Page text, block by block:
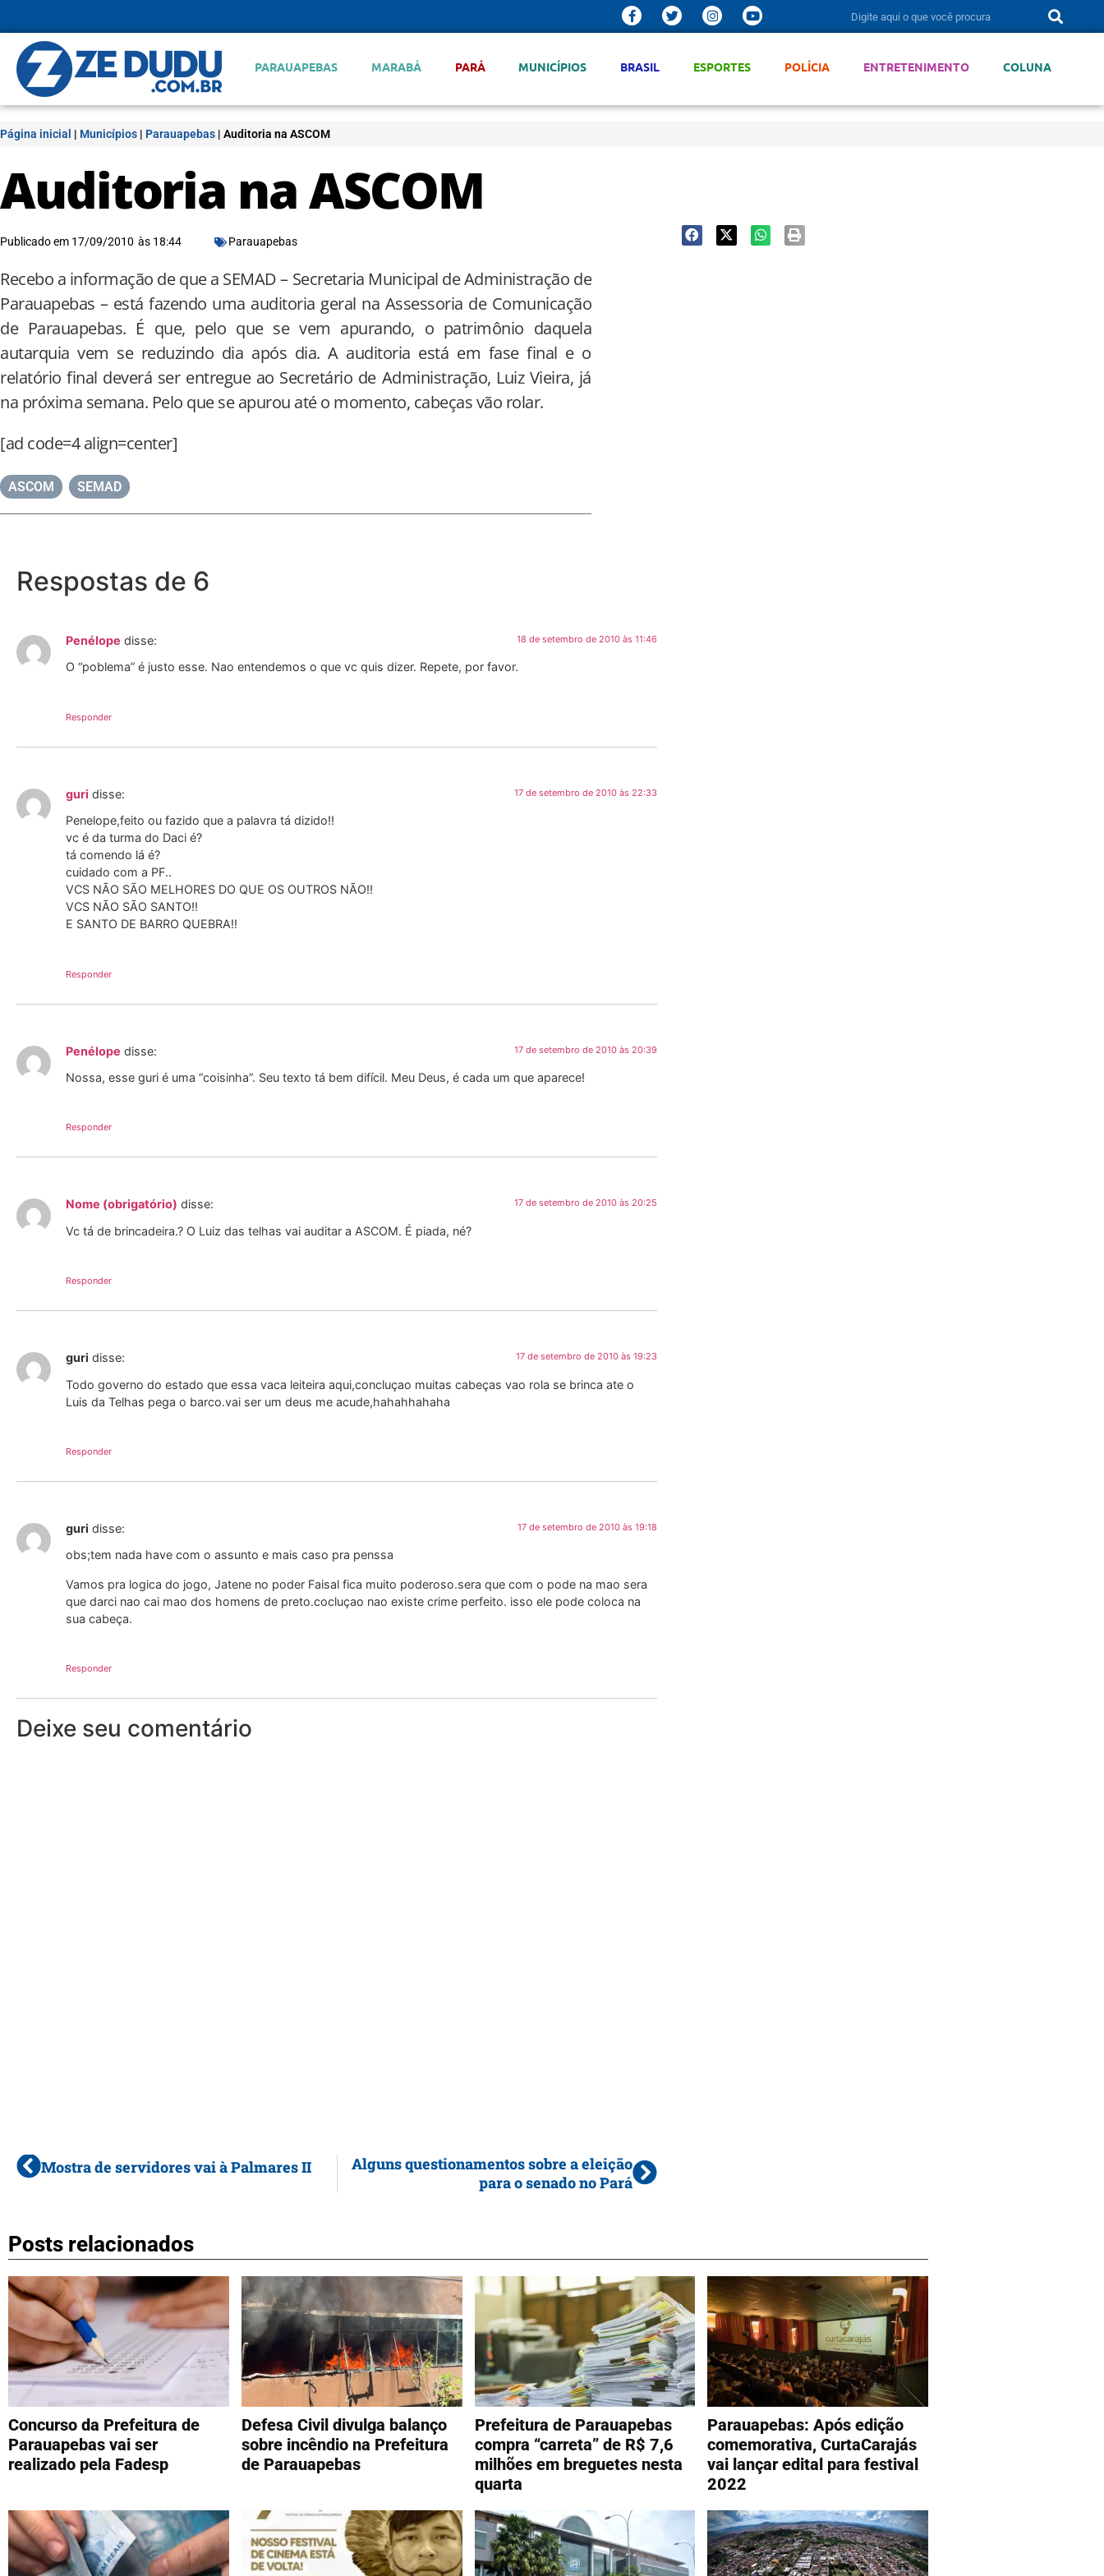
PARAUAPEBAS MARABÁ PARÁ MUNICÍPIOS BRASIL ESPORTES POLÍCIA ENTRETENIMENTO COLUNA
Página inicial | Municípios | Parauapebas | Auditoria na ASCOM
Auditoria na ASCOM
Publicado em 17/09/2010 às 18:44 Parauapebas
Recebo a informação de que a SEMAD – Secretaria Municipal de Administração de
Parauapebas – está fazendo uma auditoria geral na Assessoria de Comunicação
de Parauapebas. É que, pelo que se vem apurando, o patrimônio daquela
autarquia vem se reduzindo dia após dia. A auditoria está em fase final e o
relatório final deverá ser entregue ao Secretário de Administração, Luiz Vieira, já
na próxima semana. Pelo que se apurou até o momento, cabeças vão rolar.
[ad code=4 align=center]
ASCOM SEMAD
Respostas de 6
Penélope disse: 18 de setembro de 2010 às 11:46
O “poblema” é justo esse. Nao entendemos o que vc quis dizer. Repete, por favor.
Responder
guri disse: 17 de setembro de 2010 às 22:33
Penelope,feito ou fazido que a palavra tá dizido!!
vc é da turma do Daci é?
tá comendo lá é?
cuidado com a PF..
VCS NÃO SÃO MELHORES DO QUE OS OUTROS NÃO!!
VCS NÃO SÃO SANTO!!
E SANTO DE BARRO QUEBRA!!
Responder
Penélope disse: 17 de setembro de 2010 às 20:39
Nossa, esse guri é uma “coisinha”. Seu texto tá bem difícil. Meu Deus, é cada um que aparece!
Responder
Nome (obrigatório) disse: 17 de setembro de 2010 às 20:25
Vc tá de brincadeira.? O Luiz das telhas vai auditar a ASCOM. É piada, né?
Responder
guri disse: 17 de setembro de 2010 às 19:23
Todo governo do estado que essa vaca leiteira aqui,concluçao muitas cabeças vao rola se brinca ate o
Luis da Telhas pega o barco.vai ser um deus me acude,hahahhahaha
Responder
guri disse: 17 de setembro de 2010 às 19:18
obs;tem nada have com o assunto e mais caso pra penssa
Vamos pra logica do jogo, Jatene no poder Faisal fica muito poderoso.sera que com o pode na mao sera
que darci nao cai mao dos homens de preto.cocluçao nao existe crime perfeito. isso ele pode coloca na
sua cabeça.
Responder
Deixe seu comentário
Mostra de servidores vai à Palmares II
Alguns questionamentos sobre a eleição
para o senado no Pará
Posts relacionados
Concurso da Prefeitura de
Parauapebas vai ser
realizado pela Fadesp
Defesa Civil divulga balanço
sobre incêndio na Prefeitura
de Parauapebas
Prefeitura de Parauapebas
compra “carreta” de R$ 7,6
milhões em breguetes nesta
quarta
Parauapebas: Após edição
comemorativa, CurtaCarajás
vai lançar edital para festival
2022